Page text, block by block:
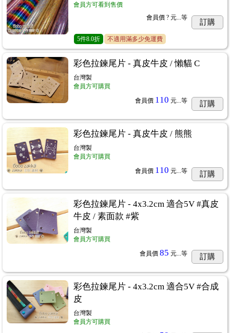
會員方可看到售價
會員價 ? 元...等
訂購
5件8.0折 不適用滿多少免運費
彩色拉鍊尾片 - 真皮牛皮 / 懶貓 C
台灣製
會員方可購買
會員價 110 元...等 訂購
彩色拉鍊尾片 - 真皮牛皮 / 熊熊
台灣製
會員方可購買
會員價 110 元...等 訂購
彩色拉鍊尾片 - 4x3.2cm 適合5V #真皮
牛皮 / 素面款 #紫
台灣製
會員方可購買
會員價 85 元...等 訂購
彩色拉鍊尾片 - 4x3.2cm 適合5V #合成
皮
台灣製
會員方可購買